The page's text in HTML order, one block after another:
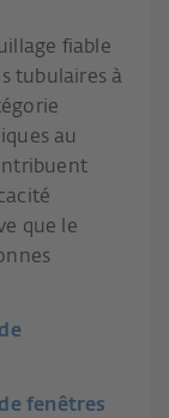
fiable
tubulaires à
au
que le
fenêtres